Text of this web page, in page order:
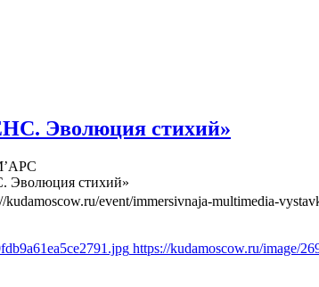
Эволюция стихий»
Эволюция стихий»
kudamoscow.ru/event/immersivnaja-multimedia-
https://kudamoscow.ru/image/